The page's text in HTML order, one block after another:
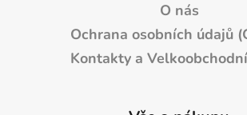
O nás
Ochrana osobních údajů
Kontakty a